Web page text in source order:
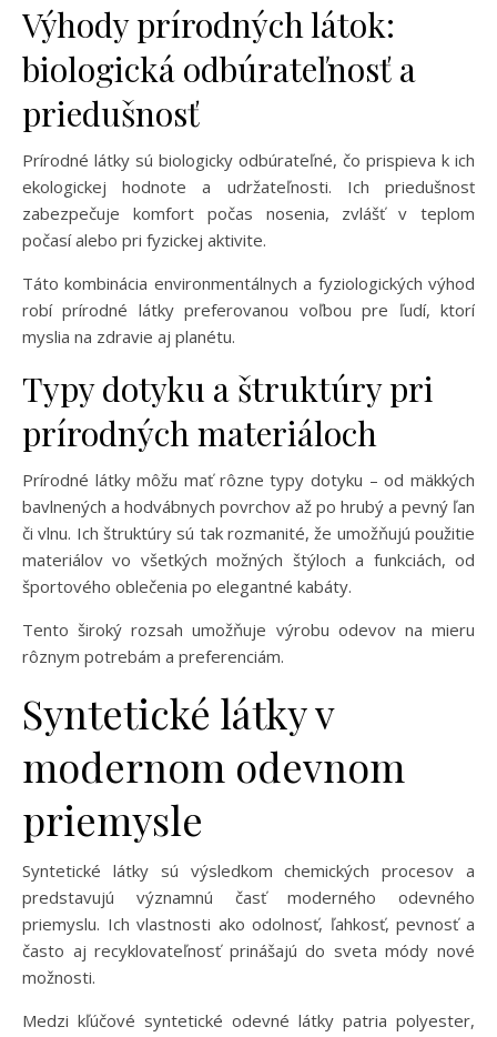
Výhody prírodných látok:
biologická odbúrateľnosť a
priedušnosť
Prírodné látky sú biologicky odbúrateľné, čo prispieva k ich
ekologickej hodnote a udržateľnosti. Ich priedušnosť
zabezpečuje komfort počas nosenia, zvlášť v teplom
počasí alebo pri fyzickej aktivite.
Táto kombinácia environmentálnych a fyziologických výhod
robí prírodné látky preferovanou voľbou pre ľudí, ktorí
myslia na zdravie aj planétu.
Typy dotyku a štruktúry pri
prírodných materiáloch
Prírodné látky môžu mať rôzne typy dotyku – od mäkkých
bavlnených a hodvábnych povrchov až po hrubý a pevný ľan
či vlnu. Ich štruktúry sú tak rozmanité, že umožňujú použitie
materiálov vo všetkých možných štýloch a funkciách, od
športového oblečenia po elegantné kabáty.
Tento široký rozsah umožňuje výrobu odevov na mieru
rôznym potrebám a preferenciám.
Syntetické látky v
modernom odevnom
priemysle
Syntetické látky sú výsledkom chemických procesov a
predstavujú významnú časť moderného odevného
priemyslu. Ich vlastnosti ako odolnosť, ľahkosť, pevnosť a
často aj recyklovateľnosť prinášajú do sveta módy nové
možnosti.
Medzi kľúčové syntetické odevné látky patria polyester,